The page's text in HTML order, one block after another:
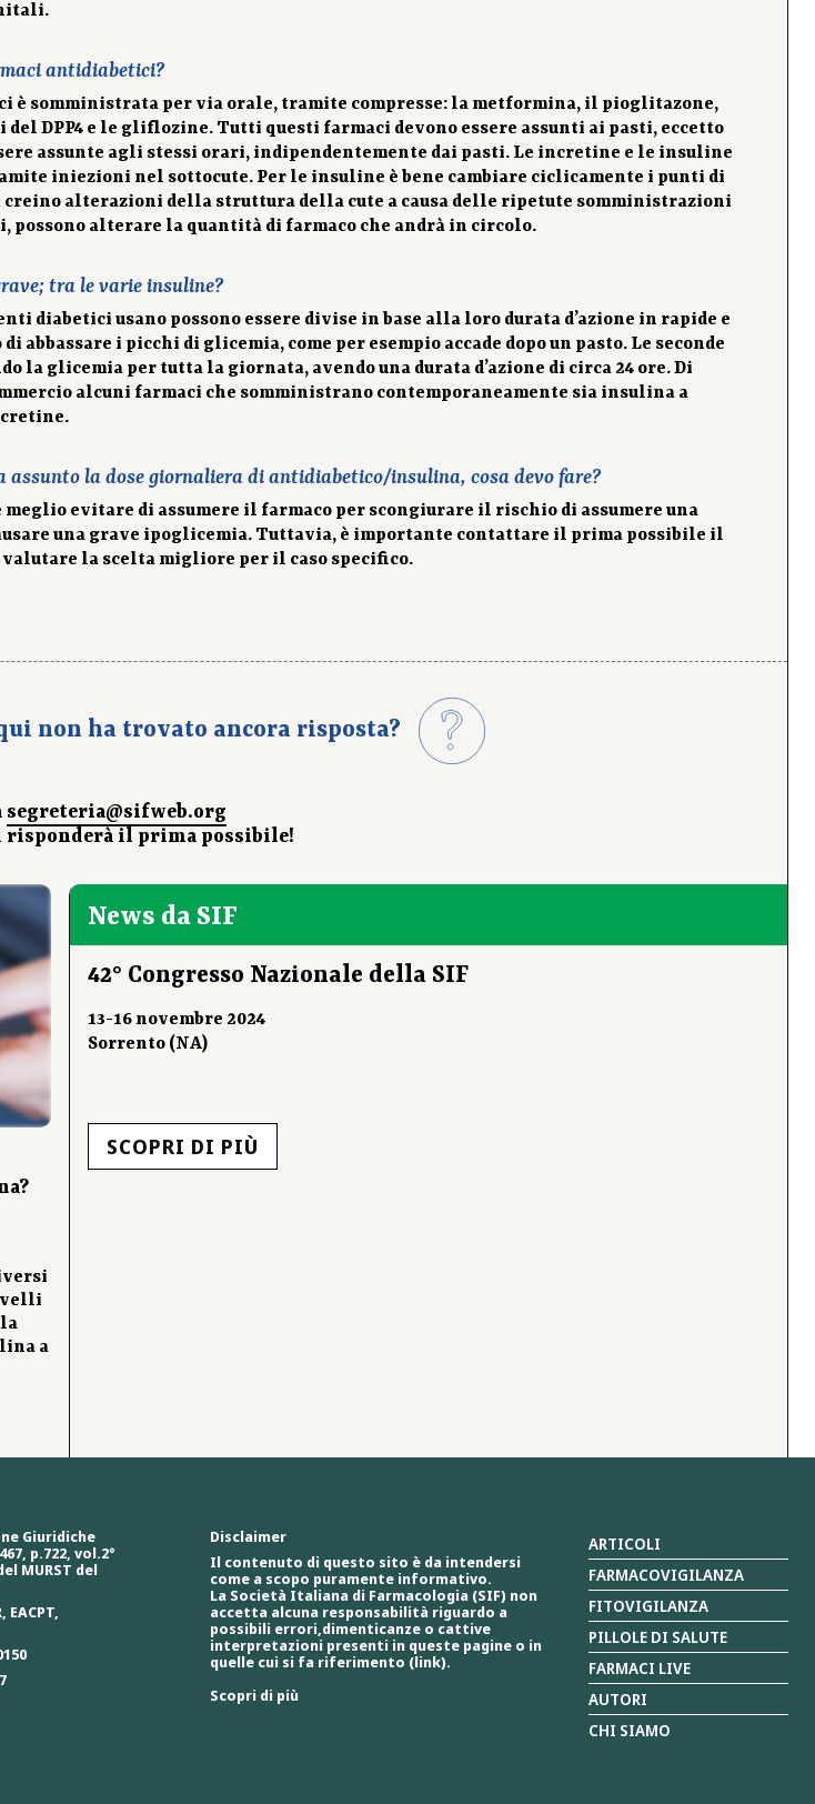
antidiabetici?
è somministrata per via orale, tramite compresse: la metformina, il pioglitazone,
DPP4 e le gliflozine. Tutti questi farmaci devono essere assunti ai pasti, eccetto
assunte agli stessi orari, indipendentemente dai pasti. Le incretine e le insuline
iniezioni nel sottocute. Per le insuline è bene cambiare ciclicamente i punti di
alterazioni della struttura della cute a causa delle ripetute somministrazioni
possono alterare la quantità di farmaco che andrà in circolo.
tra le varie insuline?
diabetici usano possono essere divise in base alla loro durata d’azione in rapide e
abbassare i picchi di glicemia, come per esempio accade dopo un pasto. Le seconde
la glicemia per tutta la giornata, avendo una durata d’azione di circa 24 ore. Di
alcuni farmaci che somministrano contemporaneamente sia insulina a
assunto la dose giornaliera di antidiabetico/insulina, cosa devo fare?
meglio evitare di assumere il farmaco per scongiurare il rischio di assumere una
una grave ipoglicemia. Tuttavia, è importante contattare il prima possibile il
la scelta migliore per il caso specifico.
non ha trovato ancora risposta?
segreteria@sifweb.org
il prima possibile!
a
News da SIF
42° Congresso Nazionale della SIF
13-16 novembre 2024
Sorrento (NA)
SCOPRI DI PIÙ
Giuridiche
p.722, vol.2°
MURST del
EACPT,
Disclaimer
Il contenuto di questo sito è da intendersi
come a scopo puramente informativo.
La Società Italiana di Farmacologia (SIF) non
accetta alcuna responsabilità riguardo a
possibili errori,dimenticanze o cattive
interpretazioni presenti in queste pagine o in
quelle cui si fa riferimento (link).
Scopri di più
ARTICOLI
FARMACOVIGILANZA
FITOVIGILANZA
PILLOLE DI SALUTE
FARMACI LIVE
AUTORI
CHI SIAMO